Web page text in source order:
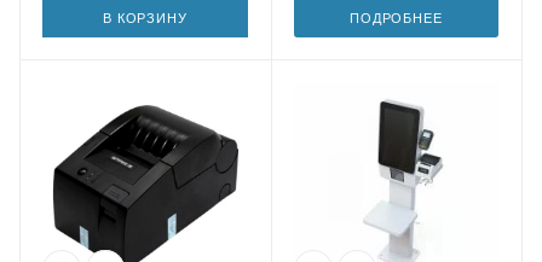
В КОРЗИНУ ПОДРОБНЕЕ